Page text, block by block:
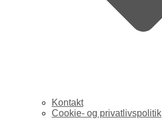
Kontakt
Cookie- og privatlivspolitik